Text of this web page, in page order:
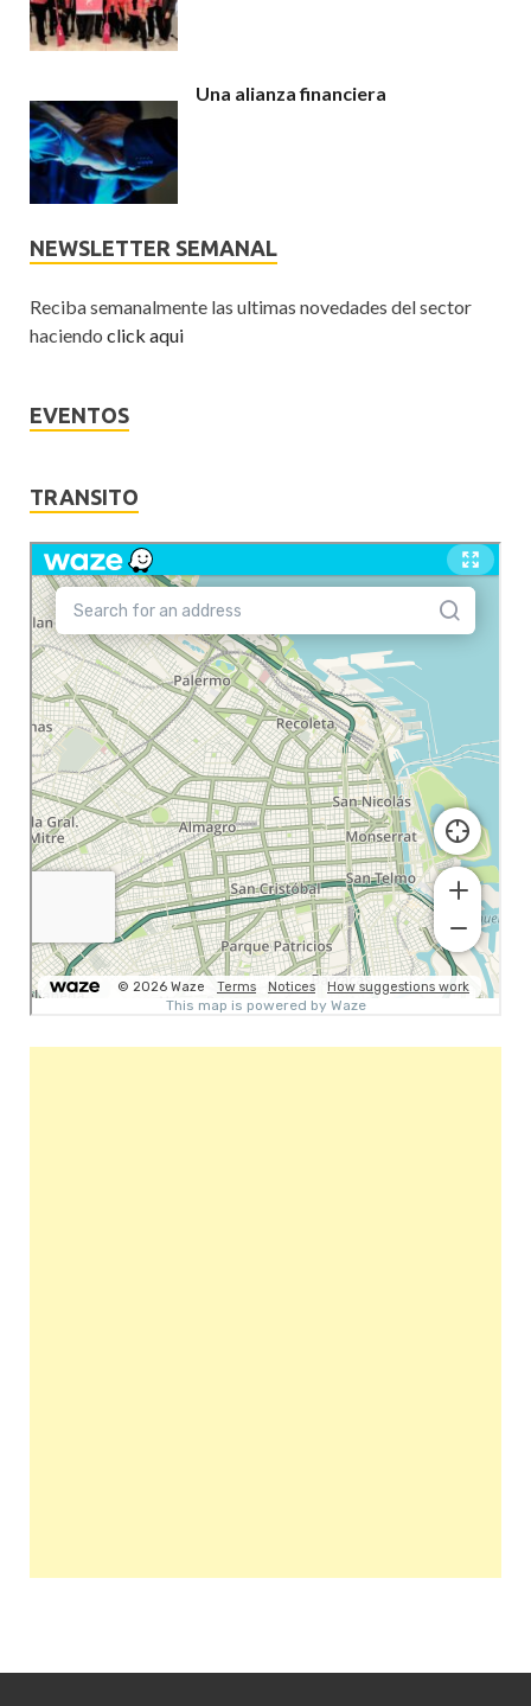
Una alianza financiera
NEWSLETTER SEMANAL
Reciba semanalmente las ultimas novedades del sector
haciendo click aqui
EVENTOS
TRANSITO